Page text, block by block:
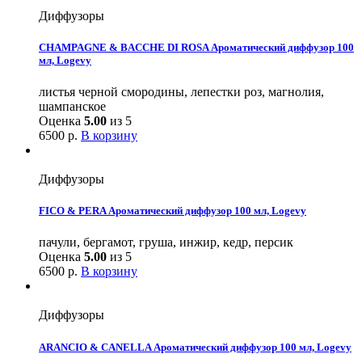
Диффузоры
CHAMPAGNE & BACCHE DI ROSA Ароматический диффузор 100
мл, Logevy
листья черной смородины, лепестки роз, магнолия,
шампанское
Оценка 5.00 из 5
6500 р. В корзину
Диффузоры
FICO & PERA Ароматический диффузор 100 мл, Logevy
пачули, бергамот, груша, инжир, кедр, персик
Оценка 5.00 из 5
6500 р. В корзину
Диффузоры
ARANCIO & CANELLA Ароматический диффузор 100 мл, Logevy